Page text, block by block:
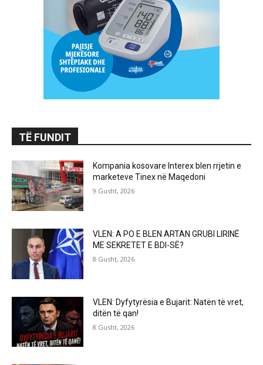
TË FUNDIT
Kompania kosovare Interex blen rrjetin e
marketeve Tinex në Maqedoni
9 Gusht, 2026
VLEN: A PO E BLEN ARTAN GRUBI LIRINË
ME SEKRETET E BDI-SË?
8 Gusht, 2026
VLEN: Dyfytyrësia e Bujarit: Natën të vret,
ditën të qan!
8 Gusht, 2026